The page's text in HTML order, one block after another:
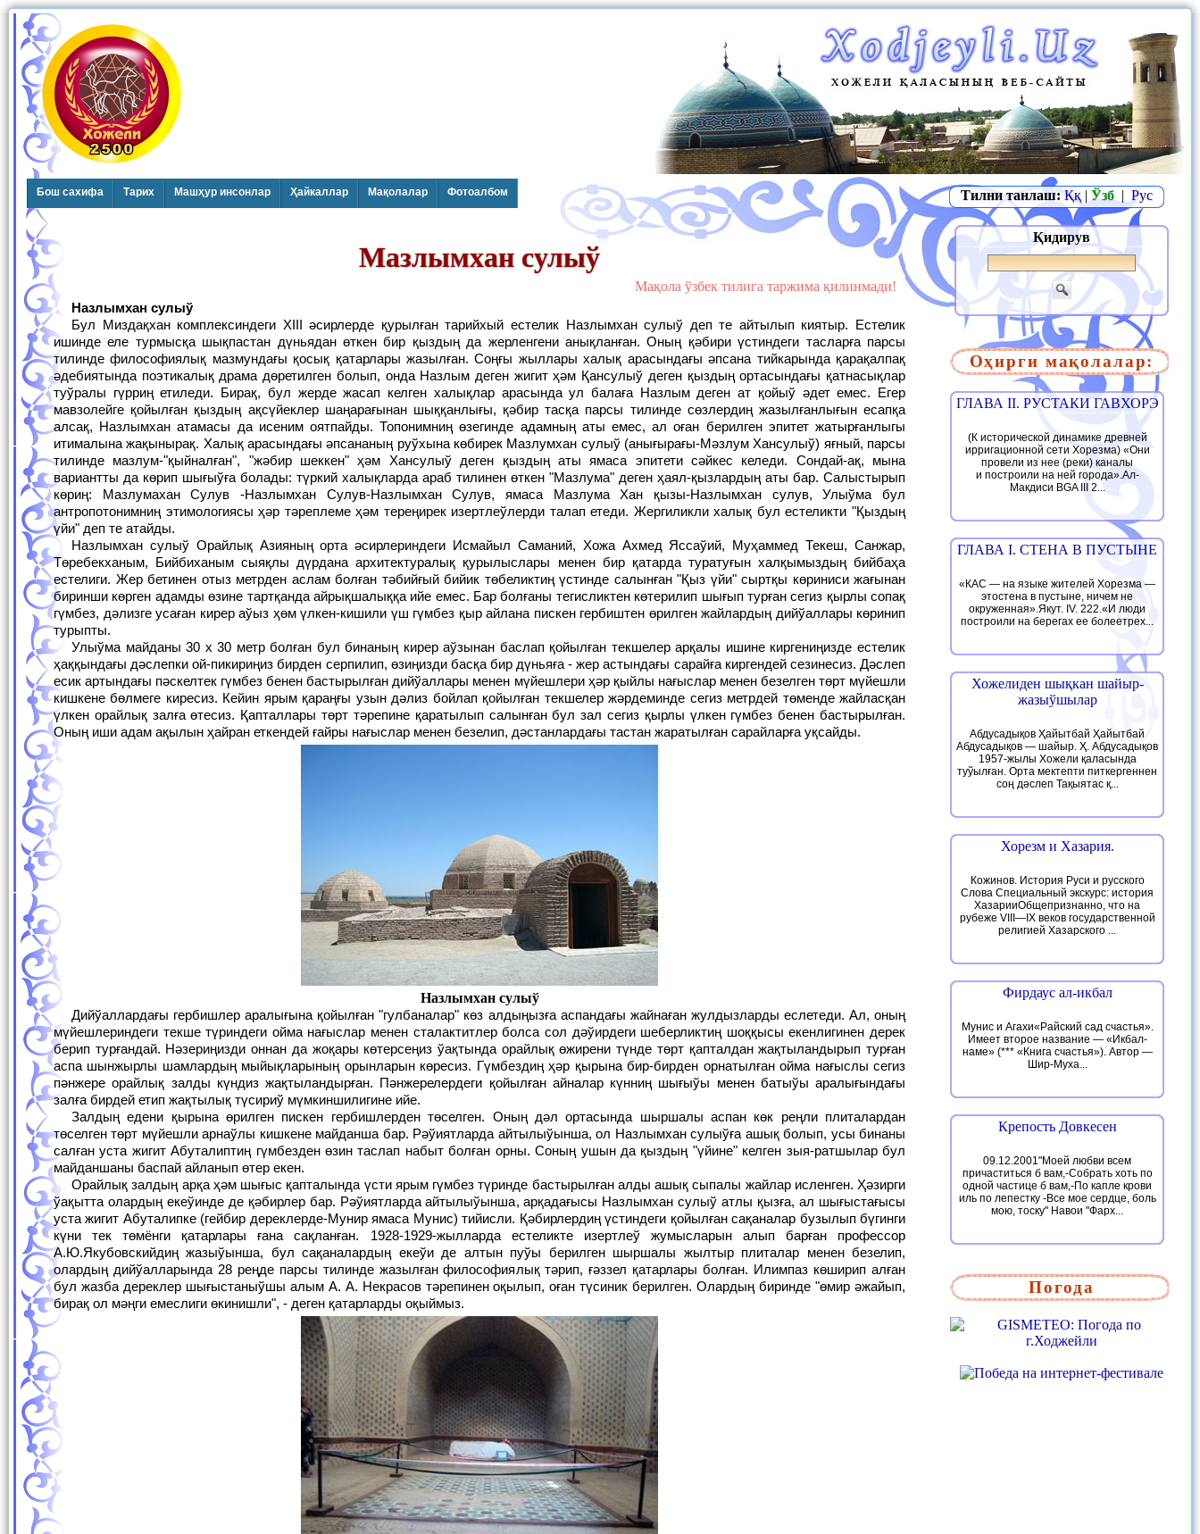
Бош сахифа Тарих Машҳур инсонлар Ҳайкаллар Мақолалар Фотоалбом Тилни танлаш: Ққ | Ўзб | Рус
Мазлымхан cулыў
Мақола ўзбек тилига таржима қилинмади!
Назлымхан cулыў
Бул Миздақхан комплексиндеги XIII әсирлерде қурылған тарийхый естелик Назлымхан сулыў деп те айтылып киятыр. Естелик
ишинде еле турмысқа шықпастан дүньядан өткен бир қыздың да жерленгени анықланған. Оның қәбири үстиндеги тасларға парсы
тилинде философиялық мазмундағы қосық қатарлары жазылған. Соңғы жыллары халық арасындағы әпсана тийкарында қарақалпақ
әдебиятында поэтикалық драма дөретилген болып, онда Назлым деген жигит ҳәм Қансулыў деген қыздың ортасындағы қатнасықлар
туўралы гүрриң етиледи. Бирақ, бул жерде жасап келген халықлар арасында ул балаға Назлым деген ат қойыў әдет емес. Егер
мавзолейге қойылған қыздың ақсүйеклер шаңарағынан шыққанлығы, қәбир тасқа парсы тилинде сөзлердиң жазылғанлығын есапқа
алсақ, Назлымхан атамасы да исеним оятпайды. Топонимниң өзегинде адамның аты емес, ал оған берилген эпитет жатырғанлыгы
итималына жақынырақ. Халық арасындағы әпсананың руўхына көбирек Мазлумхан сулыў (анығырағы-Мәзлум Хансулыў) яғный, парсы
тилинде мазлум-"қыйналған", "жәбир шеккен" ҳәм Хансулыў деген қыздың аты ямаса эпитети сәйкес келеди. Сондай-ақ, мына
вариантты да көрип шығыўға болады: түркий халықларда араб тилинен өткен "Мазлума" деген ҳаял-қызлардың аты бар. Салыстырып
көриң: Мазлумахан Сулув -Назлымхан Сулув-Назлымхан Сулув, ямаса Мазлума Хан қызы-Назлымхан сулув, Улыўма бул
антропотонимниң этимологиясы ҳәр тәреплеме ҳәм тереңирек изертлеўлерди талап етеди. Жергиликли халық бул естеликти "Қыздың
үйи" деп те атайды.
Назлымхан сулыў Орайлық Азияның орта әсирлериндеги Исмайыл Саманий, Хожа Ахмед Яссаўий, Муҳаммед Текеш, Санжар,
Төребекханым, Бийбиханым сыяқлы дүрдана архитектуралық қурылыслары менен бир қатарда туратуғын халқымыздың бийбаҳа
естелиги. Жер бетинен отыз метрден аслам болған тәбийғый бийик төбеликтиң үстинде салынған "Қыз үйи" сыртқы көриниси жағынан
биринши көрген адамды өзине тартқанда айрықшалыққа ийе емес. Бар болғаны тегисликтен көтерилип шығып турған сегиз қырлы сопақ
гүмбез, дәлизге усаған кирер аўыз ҳөм үлкен-кишили үш гүмбез қыр айлана пискен гербиштен өрилген жайлардың дийўаллары көринип
турыпты.
Улыўма майданы 30 х 30 метр болған бул бинаның кирер аўзынан баслап қойылған текшелер арқалы ишине киргениңизде естелик
ҳаққындағы дәслепки ой-пикириңиз бирден серпилип, өзиңизди басқа бир дүньяға - жер астындағы сарайға киргендей сезинесиз. Дәслеп
есик артындағы пәскелтек гүмбез бенен бастырылған дийўаллары менен мүйешлери ҳәр қыйлы нағыслар менен безелген төрт мүйешли
кишкене бөлмеге киресиз. Кейин ярым қараңғы узын дәлиз бойлап қойылған текшелер жәрдеминде сегиз метрдей төменде жайласқан
үлкен орайлық залға өтесиз. Қапталлары төрт тәрепине қаратылып салынған бул зал сегиз қырлы үлкен гүмбез бенен бастырылған.
Оның иши адам ақылын ҳайран еткендей ғайры нағыслар менен безелип, дәстанлардағы тастан жаратылған сарайларға уқсайды.
Назлымхан сулыў
Дийўаллардағы гербишлер аралығына қойылған "гулбаналар" көз алдыңызға аспандағы жайнаған жулдызларды еслетеди. Ал, оның
мүйешлериндеги текше түриндеги ойма нағыслар менен сталактитлер болса сол дәўирдеги шеберликтиң шоққысы екенлигинен дерек
берип турғандай. Нәзериңизди оннан да жоқары көтерсеңиз ўақтында орайлық өжирени түнде төрт қапталдан жақтыландырып турған
аспа шынжырлы шамлардың мыйықларының орынларын көресиз. Гүмбездиң ҳәр қырына бир-бирден орнатылған ойма нағыслы сегиз
пәнжере орайлық залды күндиз жақтыландырған. Пәнжерелердеги қойылған айналар күнниң шығыўы менен батыўы аралығындағы
залға бирдей етип жақтылық түсириў мүмкиншилигине ийе.
Залдың едени қырына өрилген пискен гербишлерден төселген. Оның дәл ортасында шыршалы аспан көк реңли плиталардан
төселген төрт мүйешли арнаўлы кишкене майданша бар. Рәўиятларда айтылыўынша, ол Назлымхан сулыўға ашық болып, усы бинаны
салған уста жигит Абуталиптиң гүмбезден өзин таслап набыт болған орны. Соның ушын да қыздың "үйине" келген зыя-ратшылар бул
майданшаны баспай айланып өтер екен.
Орайлық залдың арқа ҳәм шығыс қапталында үсти ярым гүмбез түринде бастырылған алды ашық сыпалы жайлар исленген. Ҳәзирги
ўақытта олардың екеўинде де қәбирлер бар. Рәўиятларда айтылыўынша, арқадағысы Назлымхан сулыў атлы қызға, ал шығыстағысы
уста жигит Абуталипке (гейбир дереклерде-Мунир ямаса Мунис) тийисли. Қәбирлердиң үстиндеги қойылған сақаналар бузылып бүгинги
күни тек төмёнги қатарлары ғана сақланған. 1928-1929-жылларда естеликте изертлеў жумысларын алып барған профессор
А.Ю.Якубовскийдиң жазыўынша, бул сақаналардың екеўи де алтын пуўы берилген шыршалы жылтыр плиталар менен безелип,
олардың дийўалларында 28 реңде парсы тилинде жазылған философиялық тәрип, ғәззел қатарлары болған. Илимпаз көширип алған
бул жазба дереклер шығыстаныўшы алым А. А. Некрасов тәрепинен оқылып, оған түсиник берилген. Олардың биринде "өмир әжайып,
бирақ ол мәңги емеслиги өкинишли", - деген қатарларды оқыймыз.
Қидирув
Оҳирги мақолалар:
ГЛАВА II. РУСТАКИ ГАВХОРЭ
(К исторической динамике древней
ирригационной сети Хорезма) «Они
провели из нее (реки) каналы
и построили на ней города».Ал-
Макдиси BGA III 2...
ГЛАВА I. СТЕНА В ПУСТЫНЕ
«КАС — на языке жителей Хорезма —
этостена в пустыне, ничем не
окруженная».Якут. IV. 222.«И люди
построили на берегах ее болеетрех...
Хожелиден шықкан шайыр-
жазыўшылар
Абдусадықов Ҳайытбай Ҳайытбай
Абдусадықов — шайыр. Ҳ. Абдусадықов
1957-жылы Хожели қаласында
туўылған. Орта мектепти питкергеннен
соң дәслеп Тақыятас қ...
Хорезм и Хазария.
Кожинов. История Руси и русского
Слова Специальный экскурс: история
ХазарииОбщепризнанно, что на
рубеже VIII—IX веков государственной
религией Хазарского ...
Фирдаус ал-икбал
Мунис и Агахи«Райский сад счастья».
Имеет второе название — «Икбал-
наме» (*** «Книга счастья»). Автор —
Шир-Муха...
Крепость Довкесен
09.12.2001"Моей любви всем
причаститься б вам,-Собрать хоть по
одной частице б вам,-По капле крови
иль по лепестку -Все мое сердце, боль
мою, тоску" Навои "Фарх...
Погода